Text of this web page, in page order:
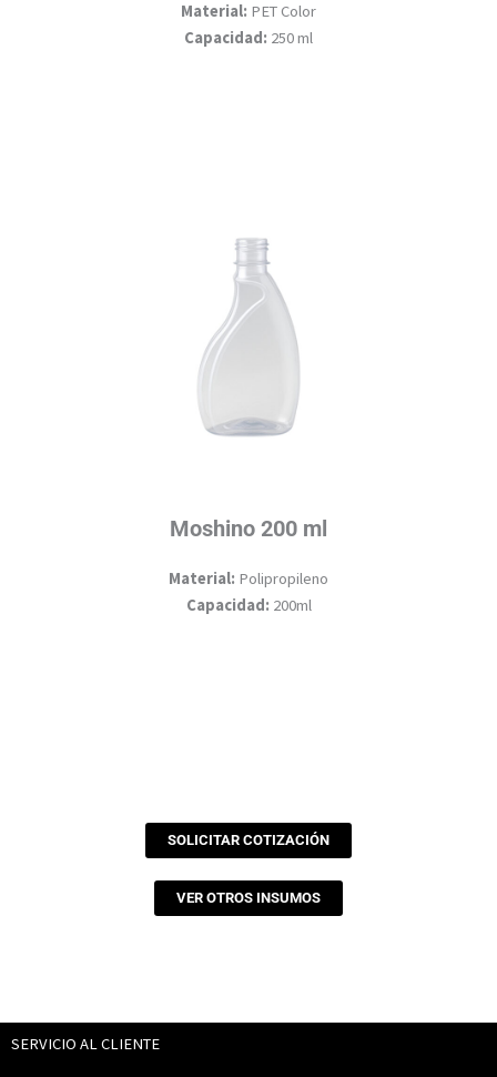
Material: PET Color
Capacidad: 250 ml
Moshino 200 ml
Material: Polipropileno
Capacidad: 200ml
SOLICITAR COTIZACIÓN
VER OTROS INSUMOS
SERVICIO AL CLIENTE